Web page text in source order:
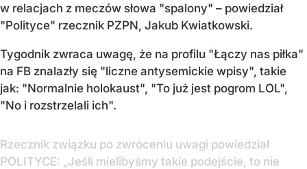
w relacjach z meczów słowa "spalony" – powiedział
"Polityce" rzecznik PZPN, Jakub Kwiatkowski.
Tygodnik zwraca uwagę, że na profilu "Łączy nas piłka"
na FB znalazły się "liczne antysemickie wpisy", takie
jak: "Normalnie holokaust", "To już jest pogrom LOL",
"No i rozstrzelali ich".
Rzecznik związku po zwróceniu uwagi powiedział
POLITYCE: „Jeśli mielibyśmy takie podejście, to nie